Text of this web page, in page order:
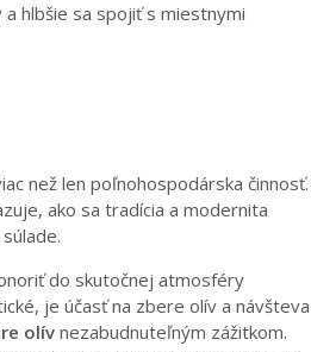
hlbšie sa spojiť s miestnymi
než len poľnohospodárska činnosť.
ako sa tradícia a modernita
do skutočnej atmosféry
je účasť na zbere olív a návšteva
olív nezabudnuteľným zážitkom.